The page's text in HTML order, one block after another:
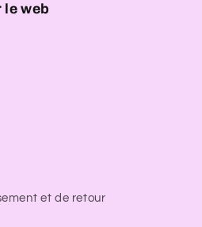
web
et de retour